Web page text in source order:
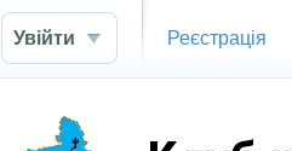
Увійти Реєстрація